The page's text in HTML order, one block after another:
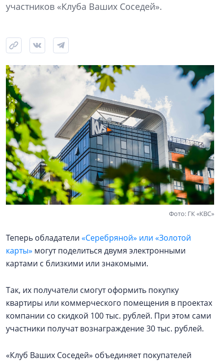
участников «Клуба Ваших Соседей».
Фото: ГК «КВС»
Теперь обладатели «Серебряной» или «Золотой
карты» могут поделиться двумя электронными
картами с близкими или знакомыми.
Так, их получатели смогут оформить покупку
квартиры или коммерческого помещения в проектах
компании со скидкой 100 тыс. рублей. При этом сами
участники получат вознаграждение 30 тыс. рублей.
«Клуб Ваших Соседей» объединяет покупателей